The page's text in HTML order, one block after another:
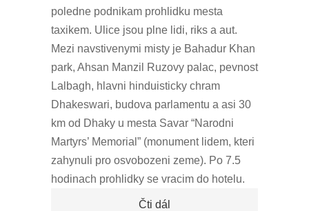
poledne podnikam prohlidku mesta
taxikem. Ulice jsou plne lidi, riks a aut.
Mezi navstivenymi misty je Bahadur Khan
park, Ahsan Manzil Ruzovy palac, pevnost
Lalbagh, hlavni hinduisticky chram
Dhakeswari, budova parlamentu a asi 30
km od Dhaky u mesta Savar “Narodni
Martyrs’ Memorial” (monument lidem, kteri
zahynuli pro osvobozeni zeme). Po 7.5
hodinach prohlidky se vracim do hotelu.
Čti dál